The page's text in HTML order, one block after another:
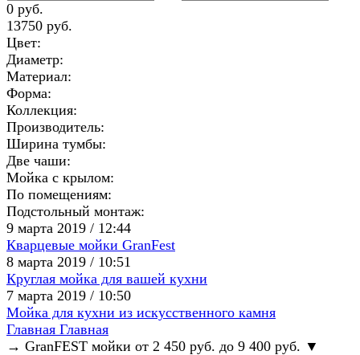
0 руб.
13750 руб.
Цвет:
Диаметр:
Материал:
Форма:
Коллекция:
Производитель:
Ширина тумбы:
Две чаши:
Мойка с крылом:
По помещениям:
Подстольный монтаж:
9 марта 2019 / 12:44
Кварцевые мойки GranFest
8 марта 2019 / 10:51
Круглая мойка для вашей кухни
7 марта 2019 / 10:50
Мойка для кухни из искусственного камня
Главная Главная
→ GranFEST мойки от 2 450 руб. до 9 400 руб. ▼